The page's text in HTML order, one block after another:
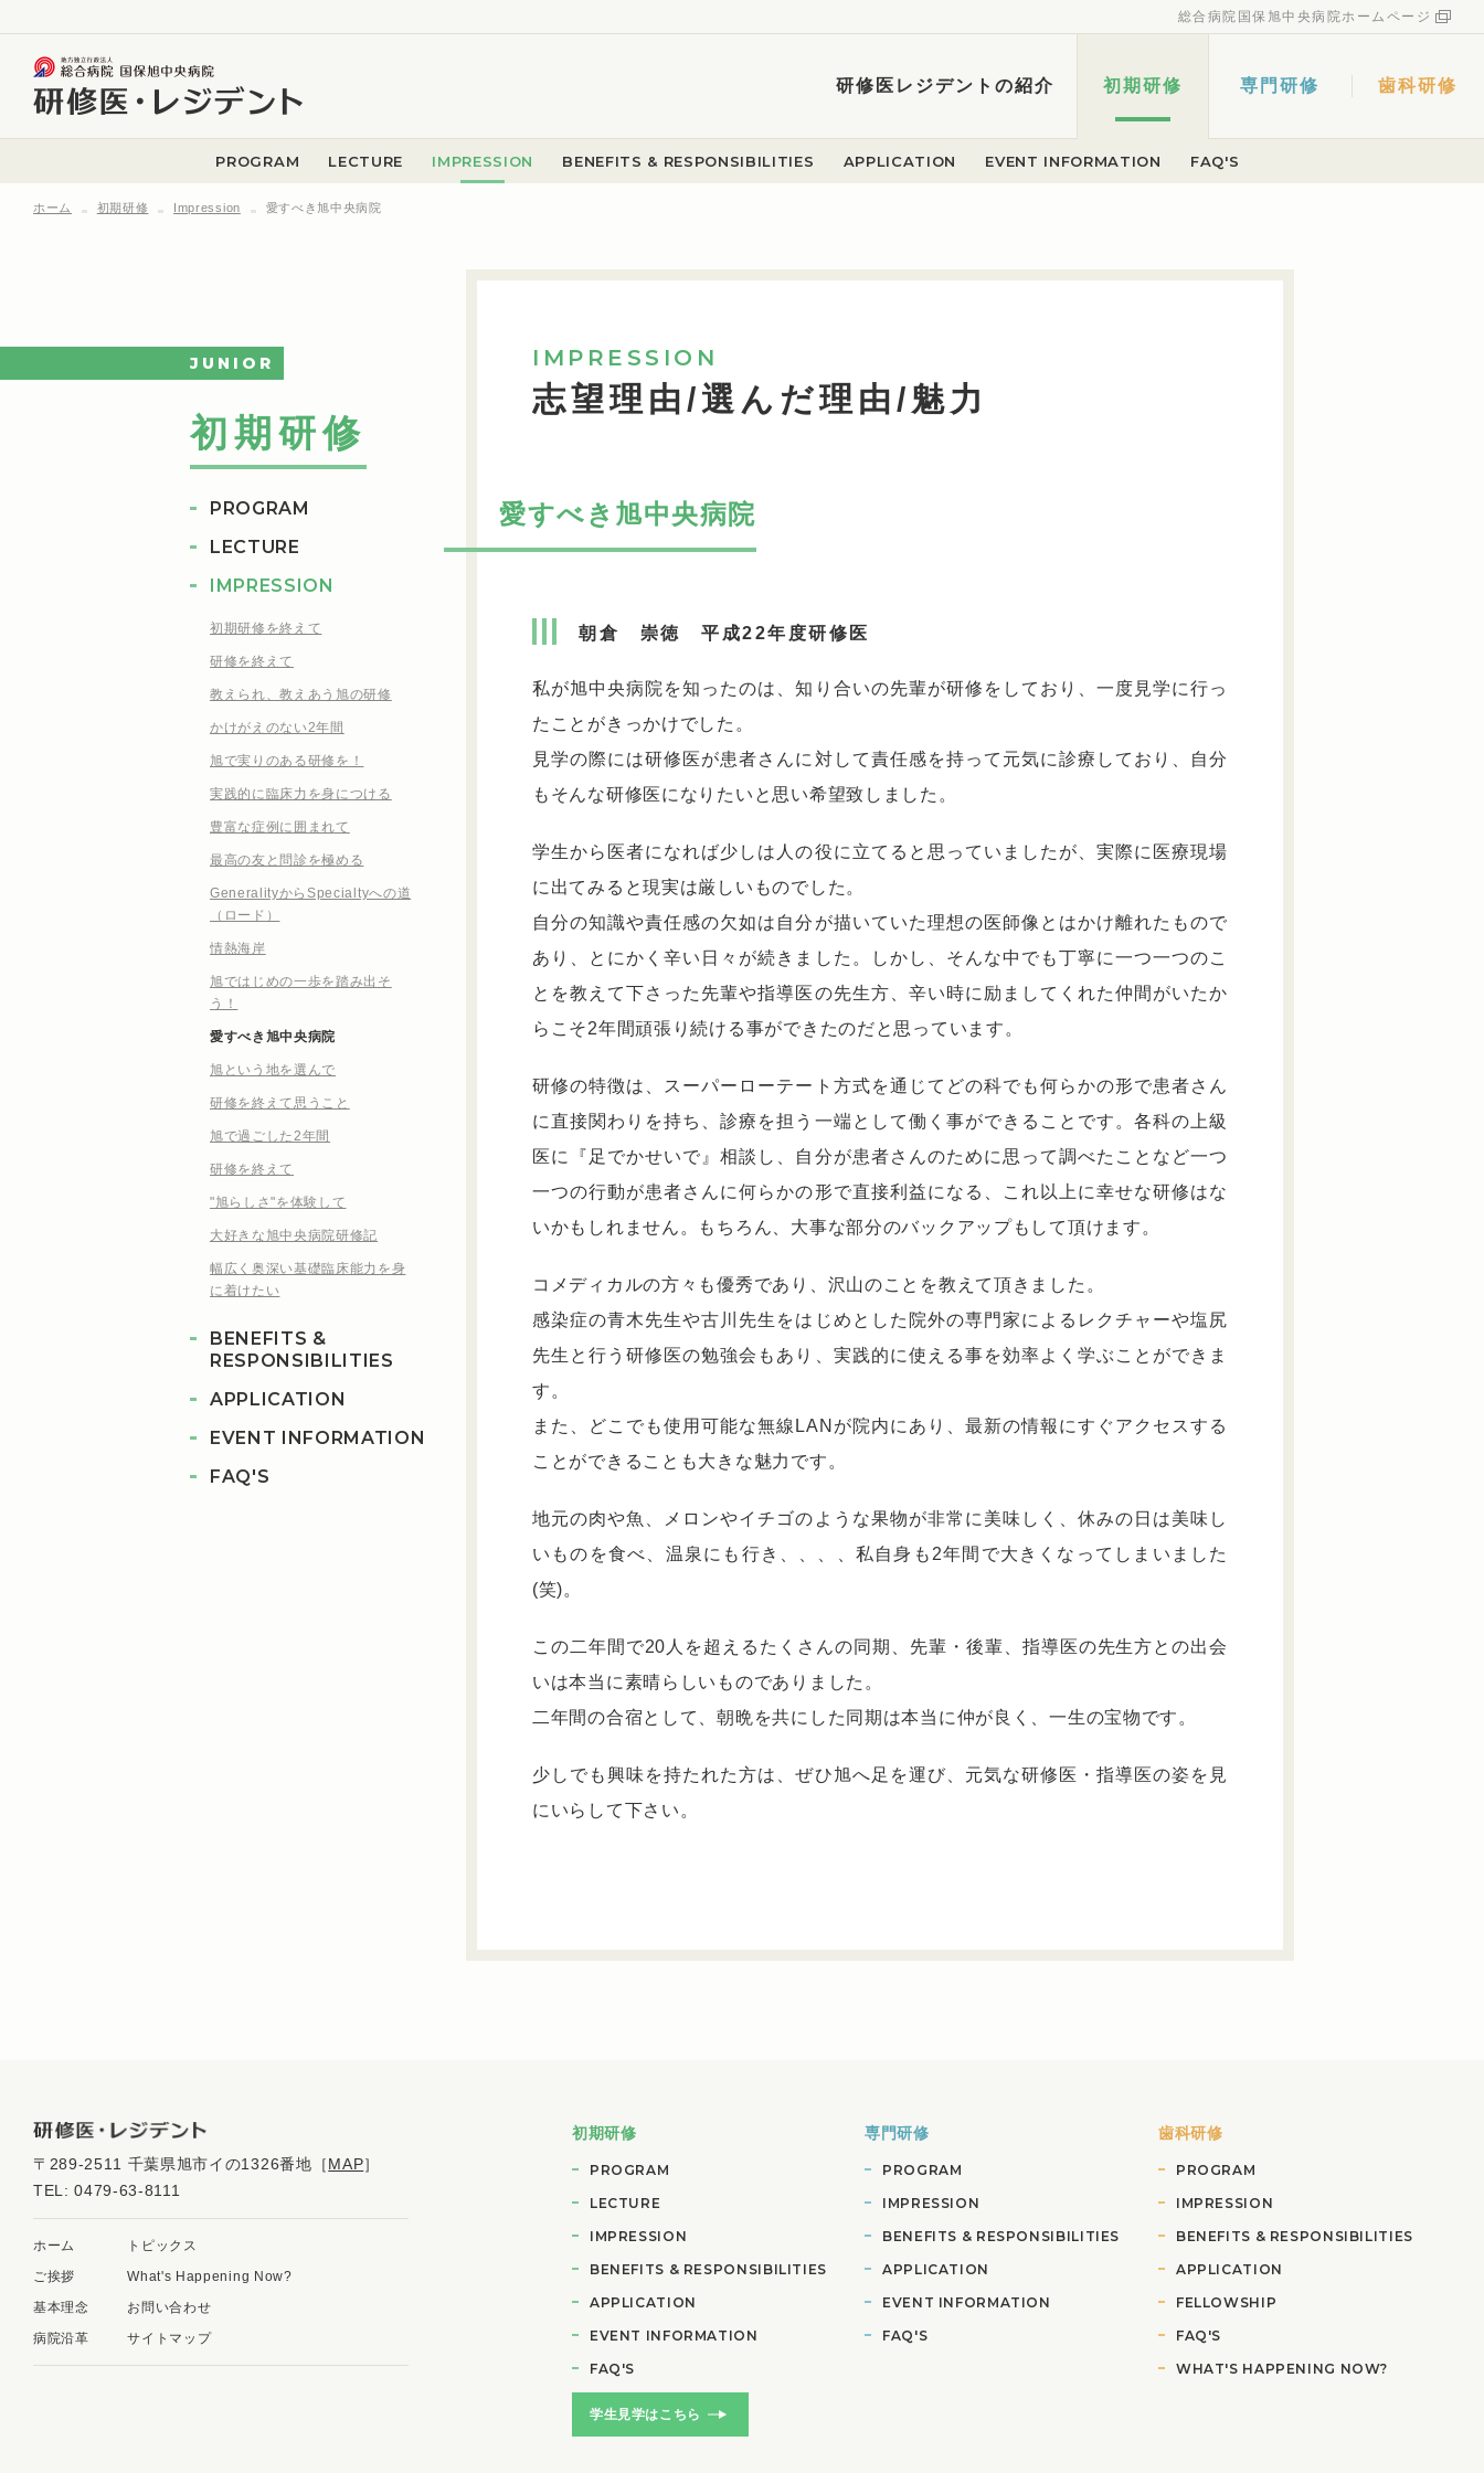
研修医レジデントの紹介 初期研修
PROGRAM LECTURE IMPRESSION BENEFITS & RESPONSIBILITIES APPLICATION EVENT INFORMATION FAQ'S
専門研修 歯科研修
総合病院国保旭中央病院ホームページ
ホーム 初期研修 Impression 愛すべき旭中央病院
JUNIOR
初期研修
PROGRAM
LECTURE
IMPRESSION
初期研修を終えて
研修を終えて
教えられ、教えあう旭の研修
かけがえのない2年間
旭で実りのある研修を！
実践的に臨床力を身につける
豊富な症例に囲まれて
最高の友と問診を極める
GeneralityからSpecialtyへの道
（ロード）
情熱海岸
旭ではじめの一歩を踏み出そ
う！
愛すべき旭中央病院
旭という地を選んで
研修を終えて思うこと
旭で過ごした2年間
研修を終えて
"旭らしさ"を体験して
大好きな旭中央病院研修記
幅広く奥深い基礎臨床能力を身
に着けたい
BENEFITS &
RESPONSIBILITIES
APPLICATION
EVENT INFORMATION
FAQ'S
IMPRESSION
志望理由/選んだ理由/魅力
愛すべき旭中央病院
朝倉 崇徳 平成22年度研修医
私が旭中央病院を知ったのは、知り合いの先輩が研修をしており、一度見学に行っ
たことがきっかけでした。
見学の際には研修医が患者さんに対して責任感を持って元気に診療しており、自分
もそんな研修医になりたいと思い希望致しました。
学生から医者になれば少しは人の役に立てると思っていましたが、実際に医療現場
に出てみると現実は厳しいものでした。
自分の知識や責任感の欠如は自分が描いていた理想の医師像とはかけ離れたもので
あり、とにかく辛い日々が続きました。しかし、そんな中でも丁寧に一つ一つのこ
とを教えて下さった先輩や指導医の先生方、辛い時に励ましてくれた仲間がいたか
らこそ2年間頑張り続ける事ができたのだと思っています。
研修の特徴は、スーパーローテート方式を通じてどの科でも何らかの形で患者さん
に直接関わりを持ち、診療を担う一端として働く事ができることです。各科の上級
医に『足でかせいで』相談し、自分が患者さんのために思って調べたことなど一つ
一つの行動が患者さんに何らかの形で直接利益になる、これ以上に幸せな研修はな
いかもしれません。もちろん、大事な部分のバックアップもして頂けます。
コメディカルの方々も優秀であり、沢山のことを教えて頂きました。
感染症の青木先生や古川先生をはじめとした院外の専門家によるレクチャーや塩尻
先生と行う研修医の勉強会もあり、実践的に使える事を効率よく学ぶことができま
す。
また、どこでも使用可能な無線LANが院内にあり、最新の情報にすぐアクセスする
ことができることも大きな魅力です。
地元の肉や魚、メロンやイチゴのような果物が非常に美味しく、休みの日は美味し
いものを食べ、温泉にも行き、、、、私自身も2年間で大きくなってしまいました
(笑)。
この二年間で20人を超えるたくさんの同期、先輩・後輩、指導医の先生方との出会
いは本当に素晴らしいものでありました。
二年間の合宿として、朝晩を共にした同期は本当に仲が良く、一生の宝物です。
少しでも興味を持たれた方は、ぜひ旭へ足を運び、元気な研修医・指導医の姿を見
にいらして下さい。
〒289-2511 千葉県旭市イの1326番地 ［MAP］
TEL:0479-63-8111
ホーム
ご挨拶
基本理念
病院沿革
トピックス
What's Happening Now?
お問い合わせ
サイトマップ
初期研修
PROGRAM
LECTURE
IMPRESSION
BENEFITS & RESPONSIBILITIES
APPLICATION
EVENT INFORMATION
FAQ'S
学生見学はこちら
専門研修
PROGRAM
IMPRESSION
BENEFITS & RESPONSIBILITIES
APPLICATION
EVENT INFORMATION
FAQ'S
歯科研修
PROGRAM
IMPRESSION
BENEFITS & RESPONSIBILITIES
APPLICATION
FELLOWSHIP
FAQ'S
WHAT'S HAPPENING NOW?